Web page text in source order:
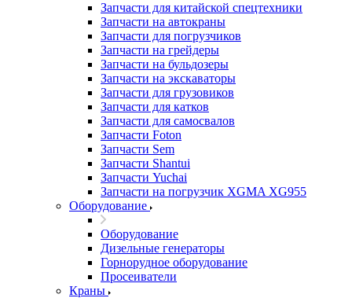
Запчасти для китайской спецтехники
Запчасти на автокраны
Запчасти для погрузчиков
Запчасти на грейдеры
Запчасти на бульдозеры
Запчасти на экскаваторы
Запчасти для грузовиков
Запчасти для катков
Запчасти для самосвалов
Запчасти Foton
Запчасти Sem
Запчасти Shantui
Запчасти Yuchai
Запчасти на погрузчик XGMA XG955
Оборудование
Оборудование
Дизельные генераторы
Горнорудное оборудование
Просеиватели
Краны